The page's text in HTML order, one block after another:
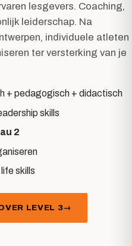
lesgevers. Coaching,
leiderschap. Na
individuele atleten
ter versterking van je
+ pedagogisch + didactisch
skills
2
skills
LEVEL 3